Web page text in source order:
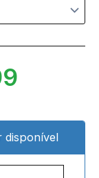
disponível